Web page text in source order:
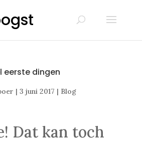
eerste dingen
| 3 juni 2017 | Blog
Dat kan toch